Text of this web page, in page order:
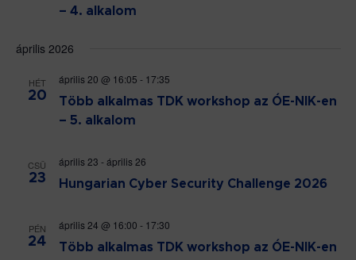
– 4. alkalom
április 2026
HÉT
20
április 20 @ 16:05 - 17:35
Több alkalmas TDK workshop az ÓE-NIK-en
– 5. alkalom
CSÜ
23
április 23 -április 26
Hungarian Cyber Security Challenge 2026
PÉN
24
április 24 @ 16:00 - 17:30
Több alkalmas TDK workshop az ÓE-NIK-en